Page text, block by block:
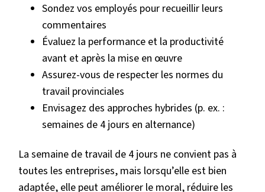
Sondez vos employés pour recueillir leurs
commentaires
Évaluez la performance et la productivité
avant et après la mise en œuvre
Assurez-vous de respecter les normes du
travail provinciales
Envisagez des approches hybrides (p. ex. :
semaines de 4 jours en alternance)
La semaine de travail de 4 jours ne convient pas à
toutes les entreprises, mais lorsqu’elle est bien
adaptée, elle peut améliorer le moral, réduire les